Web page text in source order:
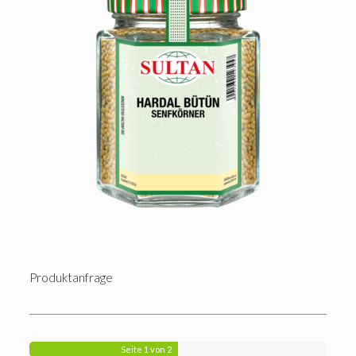
Produktanfrage
Seite 1 von 2